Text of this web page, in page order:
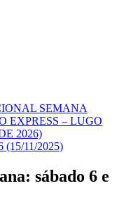
SEMANA
EXPRESS – LUGO
2026)
(15/11/2025)
sábado 6 e